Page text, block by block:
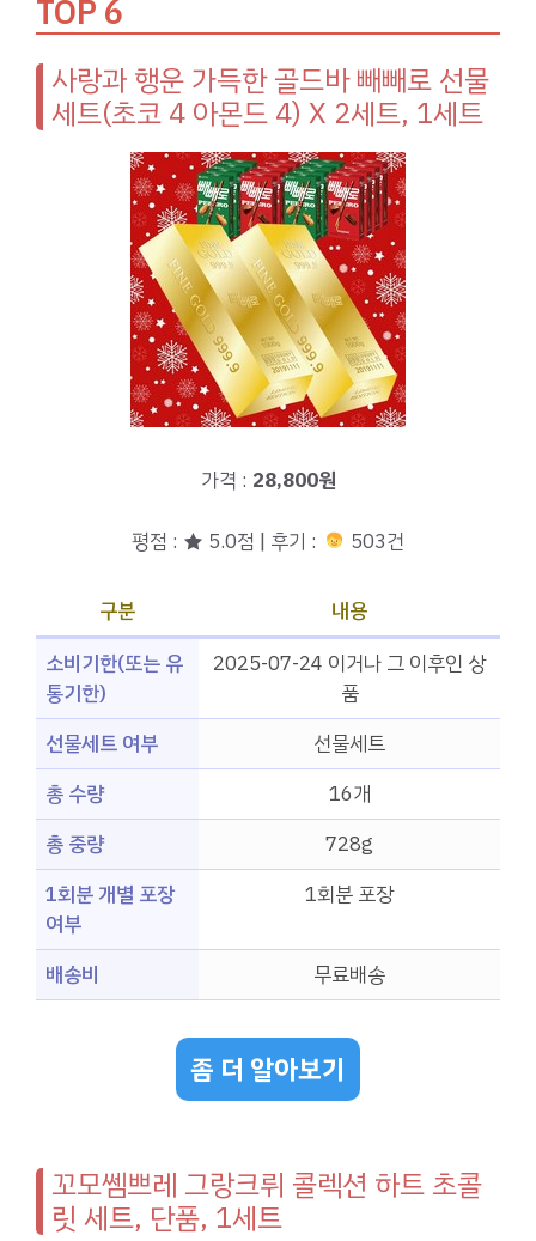
TOP 6
사랑과 행운 가득한 골드바 빼빼로 선물
세트(초코 4 아몬드 4) X 2세트, 1세트
가격 : 28,800원
평점 : ★ 5.0점 | 후기 : 503건
구분
내용
소비기한(또는 유
통기한)
2025-07-24 이거나 그 이후인 상
품
선물세트 여부
선물세트
총 수량
16개
총 중량
728g
1회분 개별 포장
여부
1회분 포장
배송비 무료배송
좀 더 알아보기
꼬모쎔쁘레 그랑크뤼 콜렉션 하트 초콜
릿 세트, 단품, 1세트